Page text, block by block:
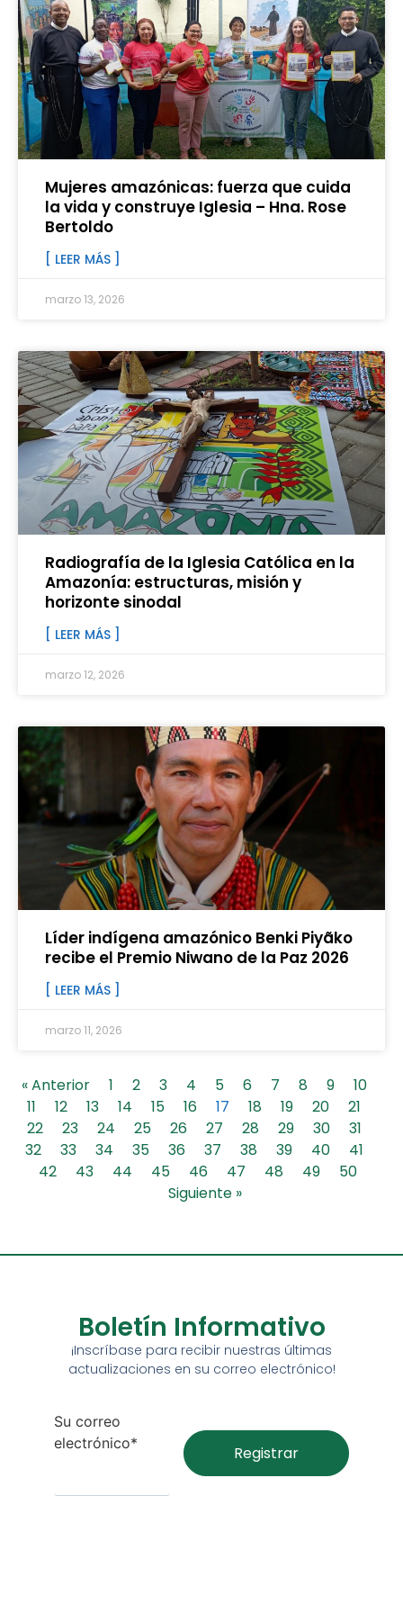
Mujeres amazónicas: fuerza que cuida
la vida y construye Iglesia – Hna. Rose
Bertoldo
[ LEER MÁS ]
marzo 13, 2026
Radiografía de la Iglesia Católica en la
Amazonía: estructuras, misión y
horizonte sinodal
[ LEER MÁS ]
marzo 12, 2026
Líder indígena amazónico Benki Piyãko
recibe el Premio Niwano de la Paz 2026
[ LEER MÁS ]
marzo 11, 2026
« Anterior 1 2 3 4 5 6 7 8 9
10
11
12 13 14 15 16 17 18 19 20
21
22
23 24 25 26 27 28 29 30
31
32
33 34 35 36 37 38 39 40
41
42
43 44 45 46 47 48 49
50
Siguiente »
Boletín Informativo
¡Inscríbase para recibir nuestras últimas
actualizaciones en su correo electrónico!
Su correo
electrónico*